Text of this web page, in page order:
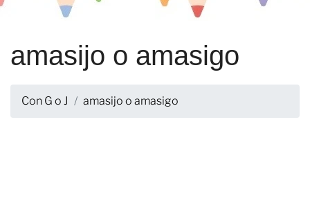
amasijo o amasigo
Con G o J amasijo o amasigo